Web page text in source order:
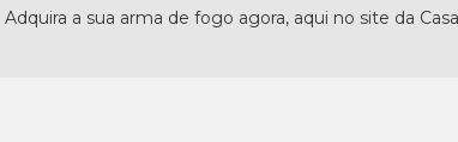
Adquira a sua arma de fogo agora, aqui no site da